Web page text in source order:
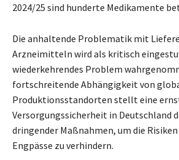
2024/25 sind hunderte Medikamente
Die anhaltende Problematik mit
Arzneimitteln wird als kritisch
wiederkehrendes Problem
fortschreitende Abhängigkeit von
Produktionsstandorten stellt eine
Versorgungssicherheit in Deutschland
dringender Maßnahmen, um die
Engpässe zu verhindern.